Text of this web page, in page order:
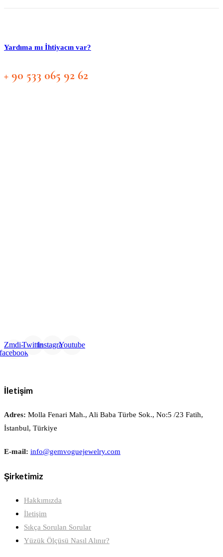
Yardıma mı İhtiyacın var?
+ 90 533 065 92 62
Zmdi-TwitterInstagramYoutube
İletişim
Adres: Molla Fenari Mah., Ali Baba Türbe Sok., No:5 /23 Fatih,
İstanbul, Türkiye
E-mail: info@gemvoguejewelry.com
Şirketimiz
Hakkımızda
İletişim
Sıkça Sorulan Sorular
Yüzük Ölçüsü Nasıl Alınır?